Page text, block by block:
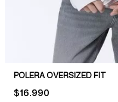
POLERA OVERSIZED FIT
PRICE:
$16.990